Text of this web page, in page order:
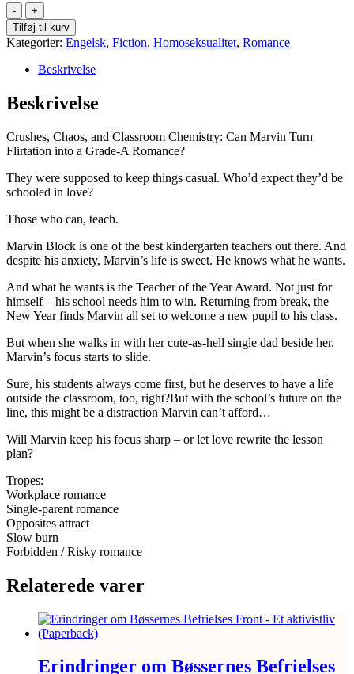
Teacher
of
the
Year
(Paperback)
antal
Tilføj til kurv
Kategorier: Engelsk, Fiction, Homoseksualitet, Romance
Beskrivelse
Beskrivelse
Crushes, Chaos, and Classroom Chemistry: Can Marvin Turn
Flirtation into a Grade-A Romance?
They were supposed to keep things casual. Who’d expect they’d be
schooled in love?
Those who can, teach.
Marvin Block is one of the best kindergarten teachers out there. And
despite his anxiety, Marvin’s life is sweet. He knows what he wants.
And what he wants is the Teacher of the Year Award. Not just for
himself – his school needs him to win. Returning from break, the
New Year finds Marvin all set to welcome a new pupil to his class.
But when she walks in with her cute-as-hell single dad beside her,
Marvin’s focus starts to slide.
Sure, his students always come first, but he deserves to have a life
outside the classroom, too, right?But with the school’s future on the
line, this might be a distraction Marvin can’t afford…
Will Marvin keep his focus sharp – or let love rewrite the lesson
plan?
Tropes:
Workplace romance
Single-parent romance
Opposites attract
Slow burn
Forbidden / Risky romance
Relaterede varer
Erindringer om Bøssernes Befrielses